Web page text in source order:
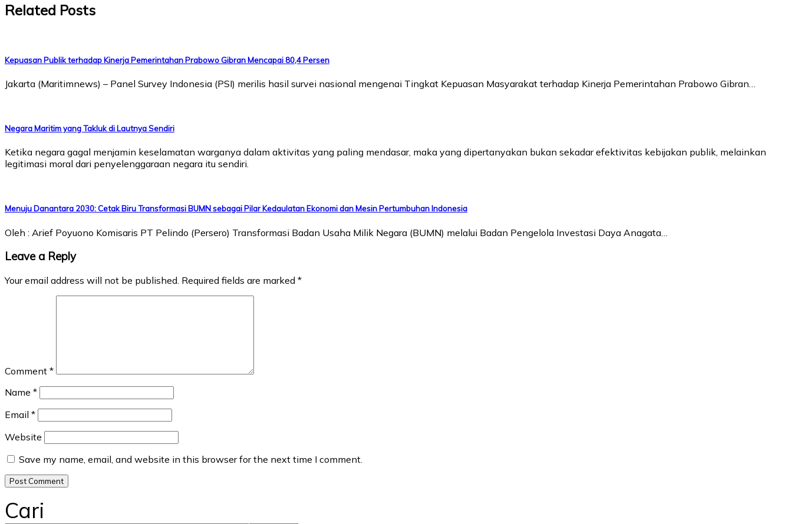
Related Posts
Kepuasan Publik terhadap Kinerja Pemerintahan Prabowo Gibran Mencapai 80,4 Persen
Jakarta (Maritimnews) – Panel Survey Indonesia (PSI) merilis hasil survei nasional mengenai Tingkat Kepuasan Masyarakat terhadap Kinerja Pemerintahan Prabowo Gibran…
Negara Maritim yang Takluk di Lautnya Sendiri
Ketika negara gagal menjamin keselamatan warganya dalam aktivitas yang paling mendasar, maka yang dipertanyakan bukan sekadar efektivitas kebijakan publik, melainkan
legitimasi moral dari penyelenggaraan negara itu sendiri.
Menuju Danantara 2030: Cetak Biru Transformasi BUMN sebagai Pilar Kedaulatan Ekonomi dan Mesin Pertumbuhan Indonesia
Oleh : Arief Poyuono Komisaris PT Pelindo (Persero) Transformasi Badan Usaha Milik Negara (BUMN) melalui Badan Pengelola Investasi Daya Anagata…
Leave a Reply
Your email address will not be published. Required fields are marked *
Comment *
Name *
Email *
Website
Save my name, email, and website in this browser for the next time I comment.
Cari